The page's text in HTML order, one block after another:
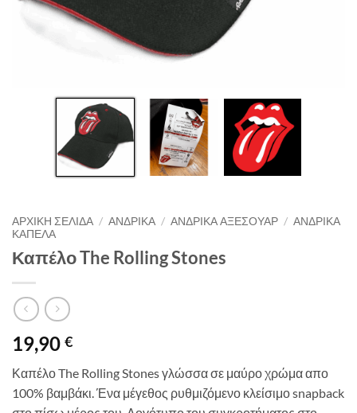
ΑΡΧΙΚΉ ΣΕΛΊΔΑ / ΑΝΔΡΙΚΑ / ΑΝΔΡΙΚΑ ΑΞΕΣΟΥΑΡ / ΑΝΔΡΙΚΑ
ΚΑΠΕΛΑ
Καπέλο The Rolling Stones
19,90 €
Καπέλο The Rolling Stones γλώσσα σε μαύρο χρώμα απο
100% βαμβάκι. Ένα μέγεθος ρυθμιζόμενο κλείσιμο snapback